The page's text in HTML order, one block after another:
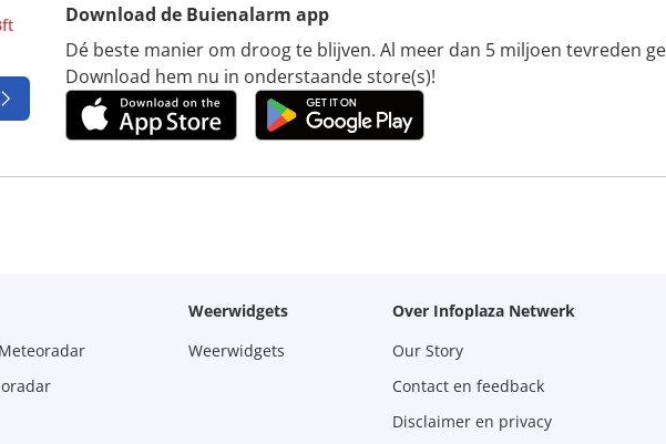
Download de Buienalarm app
Dé beste manier om droog te blijven. Al meer dan 5 miljoen tevreden
Download hem nu in onderstaande store(s)!
Weerwidgets
Weerwidgets
Over Infoplaza Netwerk
Our Story
Contact en feedback
Disclaimer en privacy